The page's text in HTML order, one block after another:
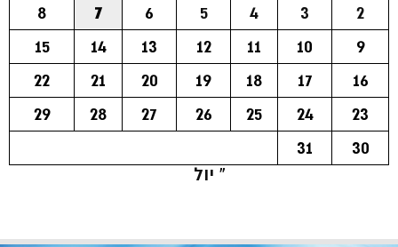
2
3
4
5
6
7
8
9
10
11
12
13
14
15
16
17
18
19
20
21
22
23
24
25
26
27
28
29
30
31
« יול